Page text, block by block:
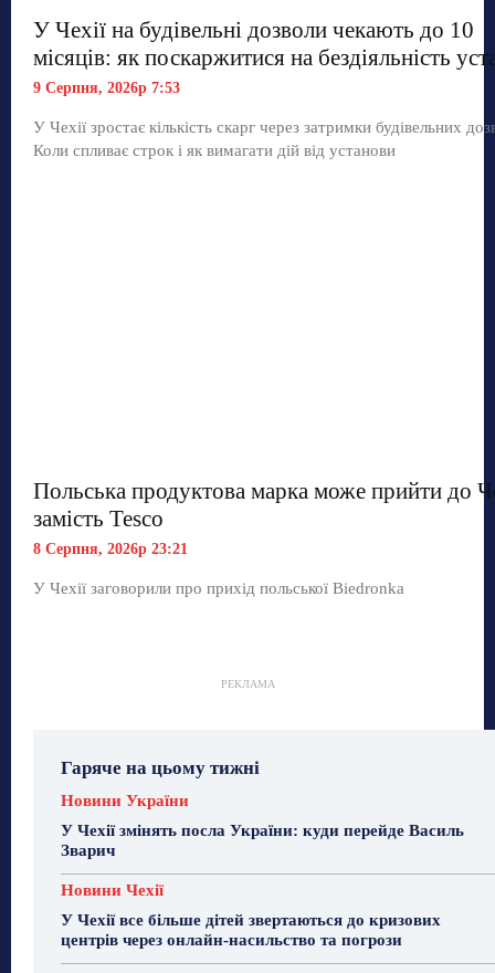
У Чехії на будівельні дозволи чекають до 10
місяців: як поскаржитися на бездіяльність
9 Серпня, 2026р 7:53
У Чехії зростає кількість скарг через затримки будівельних
Коли спливає строк і як вимагати дій від установи
Польська продуктова марка може прийти до
замість Tesco
8 Серпня, 2026р 23:21
У Чехії заговорили про прихід польської Biedronka
РЕКЛАМА
Гаряче на цьому тижні
Новини України
У Чехії змінять посла України: куди перейде Василь
Зварич
Новини Чехії
У Чехії все більше дітей звертаються до кризових
центрів через онлайн-насильство та погрози